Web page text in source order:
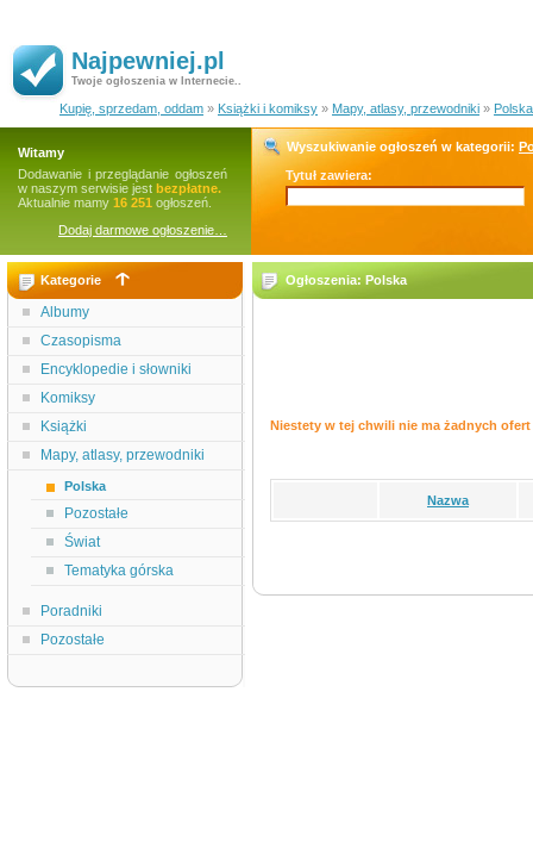
Najpewniej.pl
Twoje ogłoszenia w Internecie..
Kupię, sprzedam, oddam » Książki i komiksy » Mapy, atlasy, przewodniki » Polska
Witamy
Dodawanie i przeglądanie ogłoszeń
w naszym serwisie jest bezpłatne.
Aktualnie mamy 16 251 ogłoszeń.
Dodaj darmowe ogłoszenie…
Wyszukiwanie ogłoszeń w kategorii:
Tytuł zawiera:
Kategorie
Albumy
Czasopisma
Encyklopedie i słowniki
Komiksy
Książki
Mapy, atlasy, przewodniki
Polska
Pozostałe
Świat
Tematyka górska
Poradniki
Pozostałe
Ogłoszenia: Polska
Niestety w tej chwili nie ma żadnych
Nazwa